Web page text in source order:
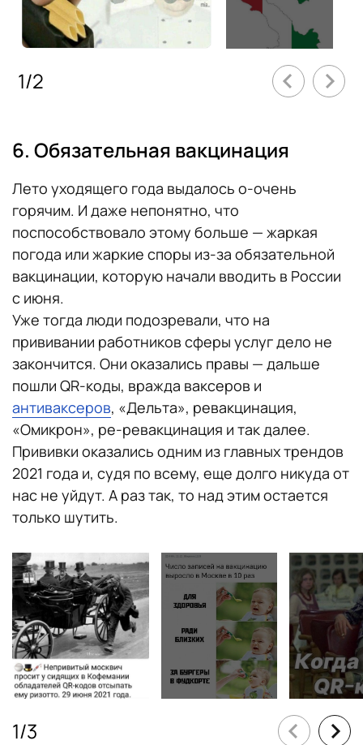
1/2
6. Обязательная вакцинация
Лето уходящего года выдалось о-очень
горячим. И даже непонятно, что
поспособствовало этому больше — жаркая
погода или жаркие споры из-за обязательной
вакцинации, которую начали вводить в России
с июня.
Уже тогда люди подозревали, что на
прививании работников сферы услуг дело не
закончится. Они оказались правы — дальше
пошли QR-коды, вражда ваксеров и
антиваксеров, «Дельта», ревакцинация,
«Омикрон», ре-ревакцинация и так далее.
Прививки оказались одним из главных трендов
2021 года и, судя по всему, еще долго никуда от
нас не уйдут. А раз так, то над этим остается
только шутить.
1/3